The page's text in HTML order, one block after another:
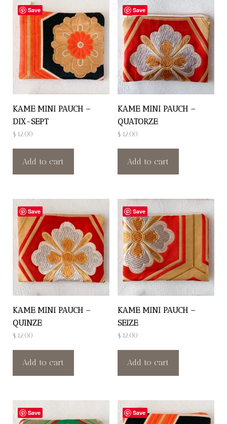
Save
KAME MINI PAUCH –
DIX-SEPT
$42.00
Add to cart
Save
KAME MINI PAUCH –
QUATORZE
$42.00
Add to cart
Save
KAME MINI PAUCH –
QUINZE
$42.00
Add to cart
Save
KAME MINI PAUCH –
SEIZE
$42.00
Add to cart
Save Save